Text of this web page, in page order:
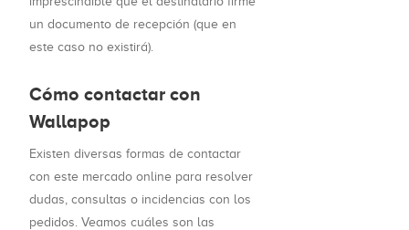
un documento de recepción (que en
este caso no existirá).
Cómo contactar con
Wallapop
Existen diversas formas de contactar
con este mercado online para resolver
dudas, consultas o incidencias con los
pedidos. Veamos cuáles son las